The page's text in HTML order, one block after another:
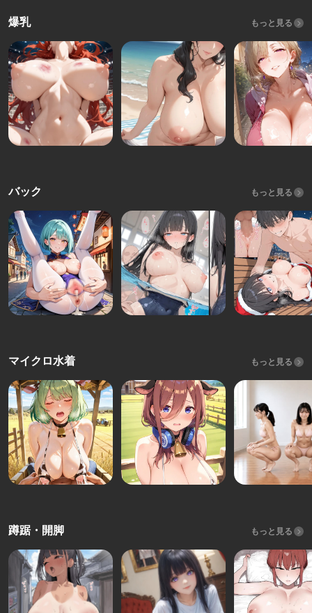
爆乳 もっと見る
バック もっと見る
マイクロ水着 もっと見る
蹲踞・開脚 もっと見る